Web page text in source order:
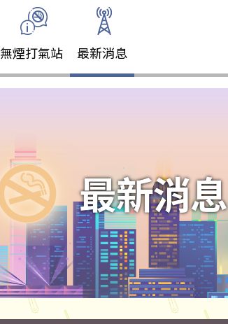
無煙打氣站 最新消息
最新消息